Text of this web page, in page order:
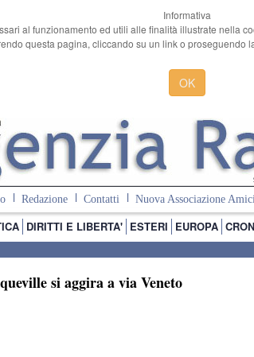
Informativa
al funzionamento ed utili alle finalità illustrate nella
questa pagina, cliccando su un link o
OK
Redazione Contatti Nuova Associazione
DIRITTI E LIBERTA' ESTERI EUROPA
si aggira a via Veneto